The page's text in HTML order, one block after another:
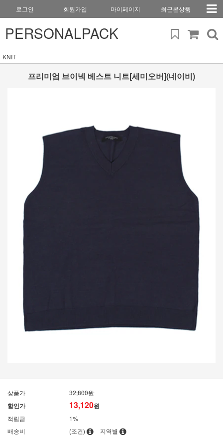
로그인 회원가입 마이페이지 최근본상품
PERSONALPACK
KNIT
프리미엄 브이넥 베스트 니트[세미오버](네이비)
상품가 32,800원
할인가 13,120원
적립금
1%
배송비
(조건) 지역별